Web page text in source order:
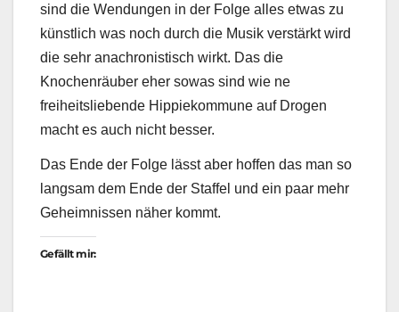
sind die Wendungen in der Folge alles etwas zu
künstlich was noch durch die Musik verstärkt wird
die sehr anachronistisch wirkt. Das die
Knochenräuber eher sowas sind wie ne
freiheitsliebende Hippiekommune auf Drogen
macht es auch nicht besser.
Das Ende der Folge lässt aber hoffen das man so
langsam dem Ende der Staffel und ein paar mehr
Geheimnissen näher kommt.
Gefällt mir: